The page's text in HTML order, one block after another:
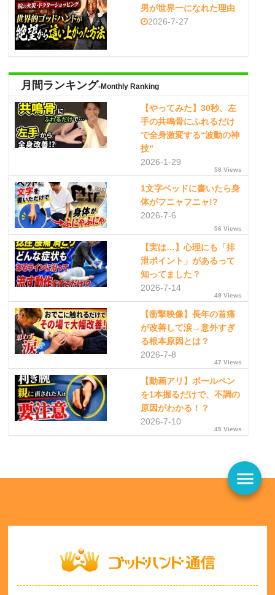
男が世界一になれた理由
2026-7-27
月間ランキング-Monthly Ranking
【やってみた】30秒、左
手の共鳴骨にふれるだけ
で全身激変する“波動の神
技”
2026-1-29
58 Views
1文字ベッドに書いたら身
体がフニャフニャ!?
2026-7-6
56 Views
【実は…】心理にも「排
泄ポイント」があるって
知ってました？
2026-7-14
49 Views
【衝撃映像】長年の首痛
が改善して涙→意外すぎ
る根本原因とは？
2026-7-8
47 Views
【動画アリ】ボールペン
を1本握るだけで、不調の
原因がわかる！？
2026-7-10
45 Views
menu